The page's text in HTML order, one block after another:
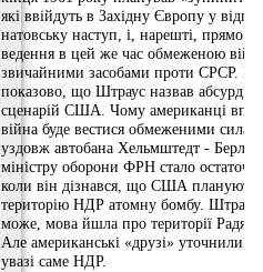
які ввійдуть в Західну Європу у
натовську наступ, і, нарешті, прямо
ведення в цей же час обмеженою
звичайними засобами проти СРСР.
показово, що Штраус назвав
сценарій США. Чому американці
війна буде вестися обмеженими
уздовж автобана Хельмштедт -
міністру оборони ФРН стало
коли він дізнався, що США планують
територію НДР атомну бомбу. Штраус
може, мова йшла про території
Але американські «друзі» уточнили,
увазі саме НДР.